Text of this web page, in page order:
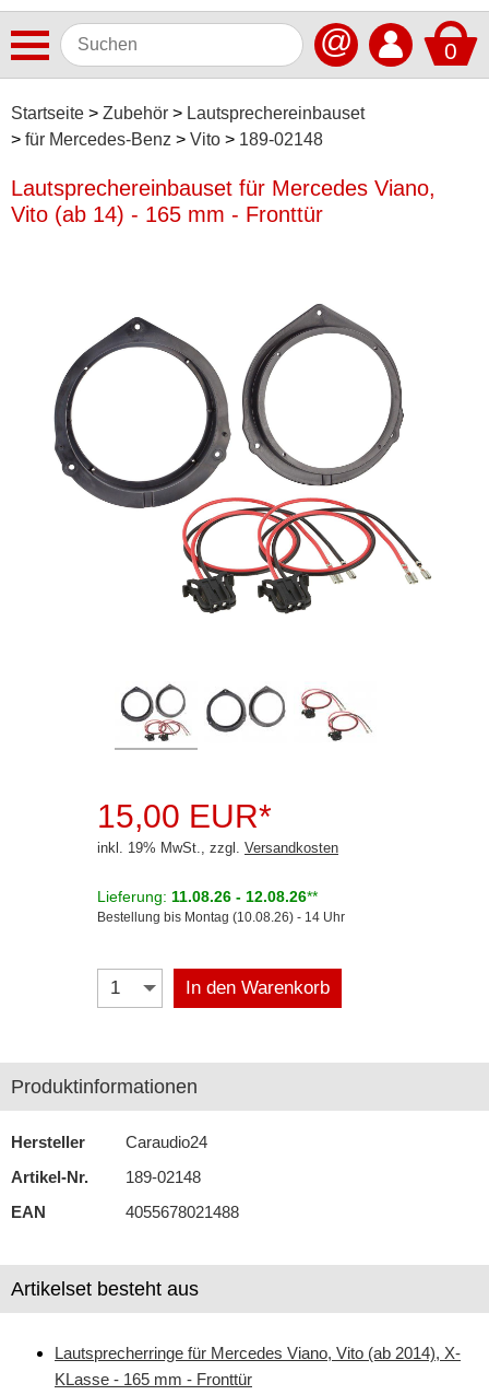
0
@
Startseite Zubehör
Lautsprechereinbauset
für Mercedes-Benz
Vito 189-02148
Autoradios
Dashcams
Elektromobilität
Multimedia
Navigationssoftware
Navigationssysteme
Rückfahrsysteme
Aktivsystemadapter
Antennenkabel
Antennensplitter
Antennenstab
Antennenverstärker
Aux-In-Adapter
Bluetooth
CAN-BUS-Adapter
Entriegelung
Ersatzteile
Lautsprechereinbauset für Mercedes Viano,
Vito (ab 14) - 165 mm - Fronttür
15,00 EUR*
inkl. 19% MwSt., zzgl. Versandkosten
Lieferung: 11.08.26 - 12.08.26**
Bestellung bis Montag (10.08.26) - 14 Uhr
In den Warenkorb
Produktinformationen
Hersteller
Caraudio24
Artikel-Nr.
189-02148
EAN
4055678021488
Artikelset besteht aus
Lautsprecherringe für Mercedes Viano, Vito (ab 2014), X-
KLasse - 165 mm - Fronttür